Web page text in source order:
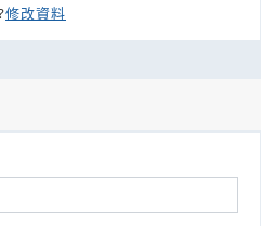
修改資料